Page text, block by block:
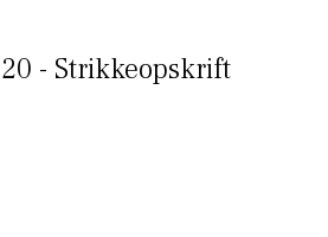
- Strikkeopskrift